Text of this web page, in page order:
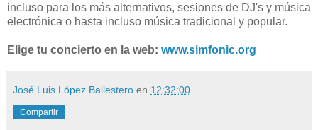
incluso para los más alternativos, sesiones de DJ's y música
electrónica o hasta incluso música tradicional y popular.
Elige tu concierto en la web: www.simfonic.org
José Luis López Ballestero en 12:32:00
Compartir